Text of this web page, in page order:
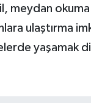
meydan
ulaştırma
yaşamak